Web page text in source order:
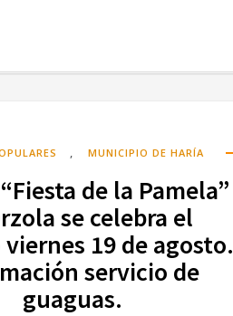
, MUNICIPIO DE HARÍA
de la Pamela”
se celebra el
19 de agosto.
servicio de
guaguas.